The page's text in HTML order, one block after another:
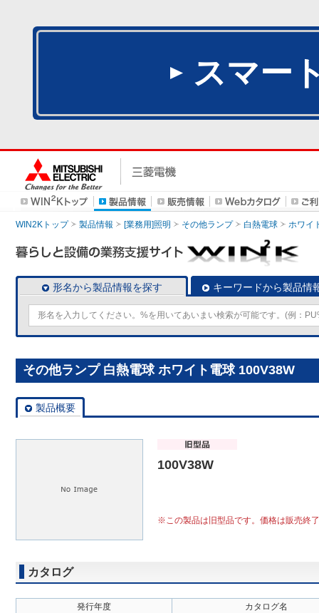
スマー
WIN2Kトップ 製品情報 [業務用]照明 その他ランプ 白熱電球 ホワイ
形名から製品情報を探す キーワードから製品情
その他ランプ 白熱電球 ホワイト電球 100V38W
製品概要
100V38W
※この製品は旧型品です。価格は販売終
カタログ
発行年度
カタログ名